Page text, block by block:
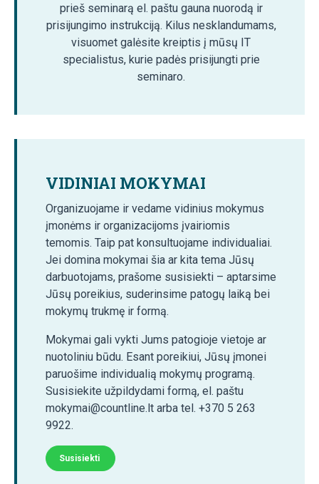
prieš seminarą el. paštu gauna nuorodą ir
prisijungimo instrukciją. Kilus nesklandumams,
visuomet galėsite kreiptis į mūsų IT
specialistus, kurie padės prisijungti prie
seminaro.
VIDINIAI MOKYMAI
Organizuojame ir vedame vidinius mokymus
įmonėms ir organizacijoms įvairiomis
temomis. Taip pat konsultuojame individualiai.
Jei domina mokymai šia ar kita tema Jūsų
darbuotojams, prašome susisiekti – aptarsime
Jūsų poreikius, suderinsime patogų laiką bei
mokymų trukmę ir formą.
Mokymai gali vykti Jums patogioje vietoje ar
nuotoliniu būdu. Esant poreikiui, Jūsų įmonei
paruošime individualią mokymų programą.
Susisiekite užpildydami formą, el. paštu
mokymai@countline.lt arba tel. +370 5 263
9922.
Susisiekti